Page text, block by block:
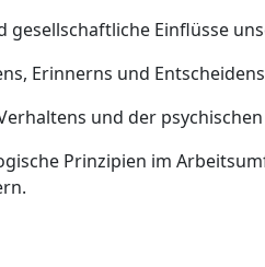
Einflüsse
Erinnerns und
und der psychischen
Prinzipien im